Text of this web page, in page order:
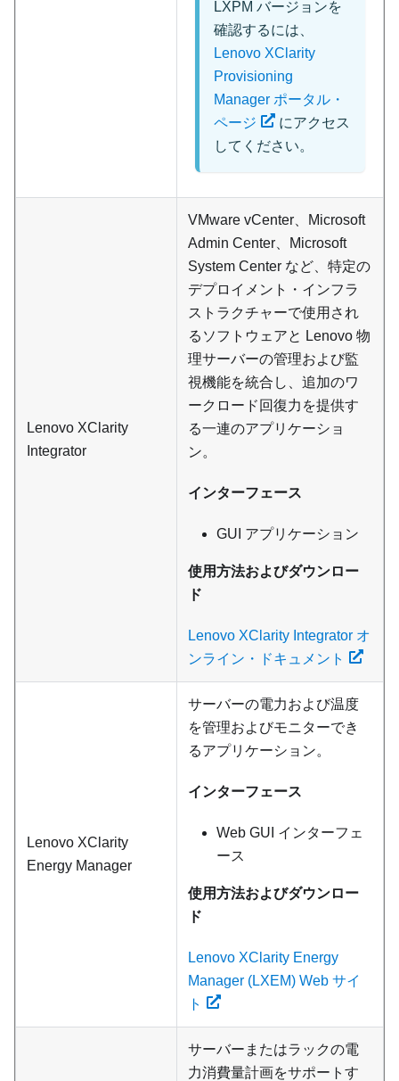
LXPM バージョンを
確認するには、
Lenovo XClarity
Provisioning
Manager ポータル・
ページ
にアクセス
してください。
Lenovo XClarity
Integrator
VMware vCenter、Microsoft
Admin Center、Microsoft
System Center など、特定の
デプロイメント・インフラ
ストラクチャーで使用され
るソフトウェアと Lenovo 物
理サーバーの管理および監
視機能を統合し、追加のワ
ークロード回復力を提供す
る一連のアプリケーショ
ン。
インターフェース
GUI アプリケーション
使用方法およびダウンロー
ド
Lenovo XClarity Integrator オ
ンライン・ドキュメント
Lenovo XClarity
Energy Manager
サーバーの電力および温度
を管理およびモニターでき
るアプリケーション。
インターフェース
Web GUI インターフェ
ース
使用方法およびダウンロー
ド
Lenovo XClarity Energy
Manager (LXEM) Web サイ
ト
サーバーまたはラックの電
力消費量計画をサポートす